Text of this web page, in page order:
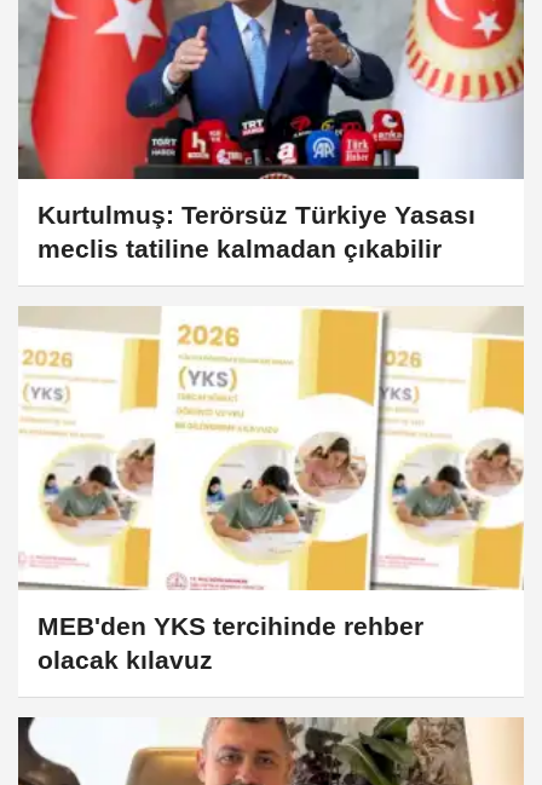
Kurtulmuş: Terörsüz Türkiye Yasası
meclis tatiline kalmadan çıkabilir
MEB'den YKS tercihinde rehber
olacak kılavuz